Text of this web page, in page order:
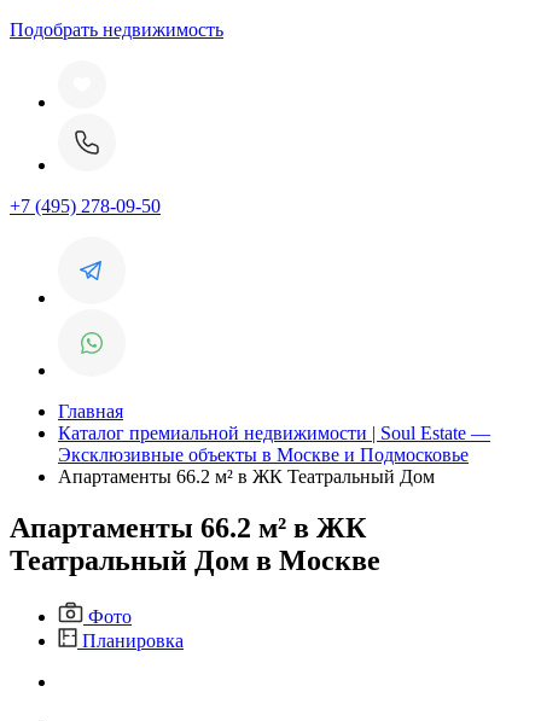
Подобрать недвижимость
+7 (495) 278-09-50
Главная
Каталог премиальной недвижимости | Soul Estate —
Эксклюзивные объекты в Москве и Подмосковье
Апартаменты 66.2 м² в ЖК Театральный Дом
Апартаменты 66.2 м² в ЖК
Театральный Дом в Москве
Фото
Планировка